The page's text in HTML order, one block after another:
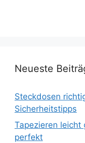
Neueste
Steckdosen
Sicherheitstipps
Tapezieren leicht
perfekt